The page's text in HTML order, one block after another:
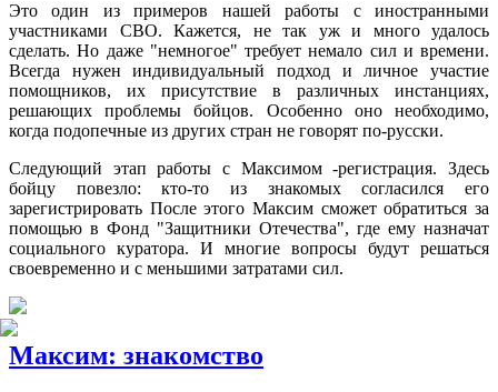
Это один из примеров нашей работы с иностранными
участниками СВО. Кажется, не так уж и много удалось
сделать. Но даже "немногое" требует немало сил и времени.
Всегда нужен индивидуальный подход и личное участие
помощников, их присутствие в различных инстанциях,
решающих проблемы бойцов. Особенно оно необходимо,
когда подопечные из других стран не говорят по-русски.
Следующий этап работы с Максимом -регистрация. Здесь
бойцу повезло: кто-то из знакомых согласился его
зарегистрировать После этого Максим сможет обратиться за
помощью в Фонд "Защитники Отечества", где ему назначат
социального куратора. И многие вопросы будут решаться
своевременно и с меньшими затратами сил.
Максим: знакомство